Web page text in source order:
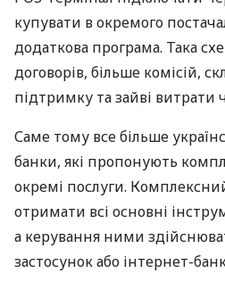
купувати в окремого
додаткова програма. Така
договорів, більше комісій,
підтримку та зайві витрати
Саме тому все більше
банки, які пропонують
окремі послуги.
отримати всі основні
а керування ними
застосунок або інтернет-